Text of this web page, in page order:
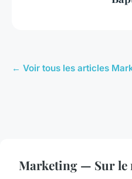
← Voir tous les articles
Marketing — Sur le